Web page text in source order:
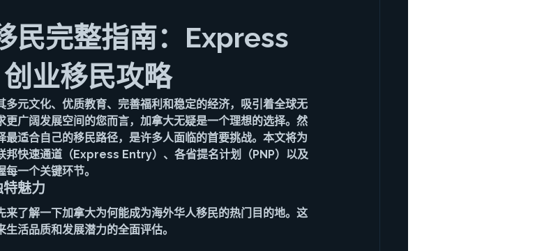
民完整指南：Express
业移民攻略
元文化、优质教育、完善福利和稳定的经济，吸引着全球无
广阔发展空间的您而言，加拿大无疑是一个理想的选择。然
适合自己的移民路径，是许多人面临的首要挑战。本文将为
邦快速通道（Express Entry）、各省提名计划（PNP）以及
一个关键环节。
魅力
了解一下加拿大为何能成为海外华人移民的热门目的地。这
活品质和发展潜力的全面评估。